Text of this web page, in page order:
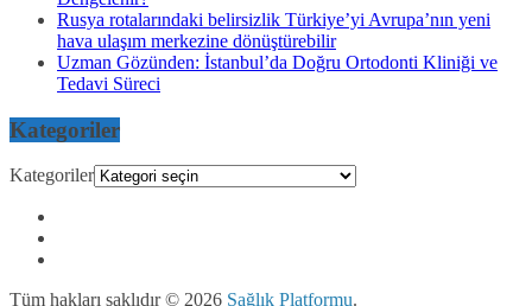
Rusya rotalarındaki belirsizlik Türkiye’yi Avrupa’nın yeni
hava ulaşım merkezine dönüştürebilir
Uzman Gözünden: İstanbul’da Doğru Ortodonti Kliniği ve
Tedavi Süreci
Kategoriler
Kategoriler
Tüm hakları saklıdır © 2026 Sağlık Platformu.